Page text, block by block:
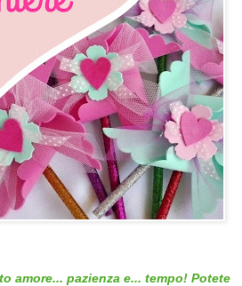
amore... pazienza e... tempo! Potete